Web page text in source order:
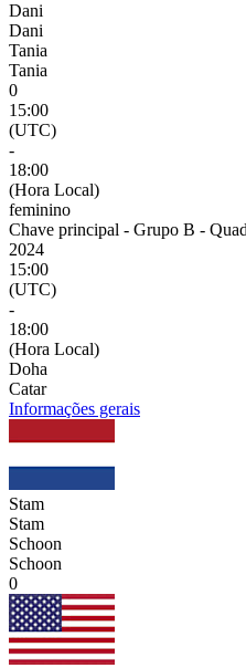
Dani
Dani
Tania
Tania
0
15:00
(UTC)
-
18:00
(Hora Local)
feminino
Chave principal - Grupo B -
2024
15:00
(UTC)
-
18:00
(Hora Local)
Doha
Catar
Informações gerais
Stam
Stam
Schoon
Schoon
0